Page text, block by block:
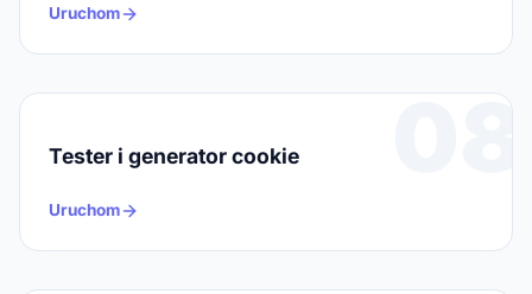
Uruchom
08
Tester i generator cookie
Uruchom